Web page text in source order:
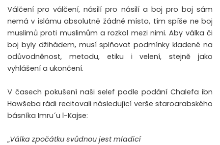
Válčení pro válčení, násilí pro násilí a boj pro boj sám
nemá v islámu absolutně žádné místo, tím spíše ne boj
muslimů proti muslimům a rozkol mezi nimi. Aby válka či
boj byly džihádem, musí splňovat podmínky kladené na
odůvodněnost, metodu, etiku i velení, stejně jako
vyhlášení a ukončení.
V časech pokušení naši selef podle podání Chalefa ibn
Hawšeba rádi recitovali následující verše staroarabského
básníka Imru´u l-Kajse:
„Válka zpočátku svůdnou jestmladicí